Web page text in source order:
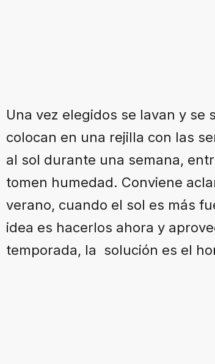
Una vez elegidos se lavan y se
colocan en una rejilla con las
al sol durante una semana,
tomen humedad. Conviene
verano, cuando el sol es más
idea es hacerlos ahora y
temporada, la solución es el